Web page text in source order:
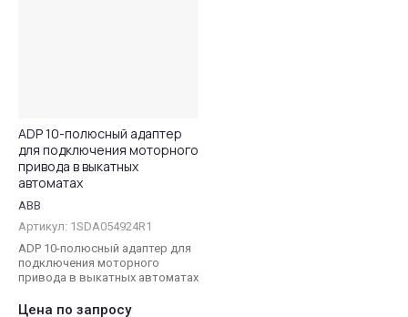
ADP 10-полюсный адаптер
для подключения моторного
привода в выкатных
автоматах
ABB
Артикул: 1SDA054924R1
ADP 10-полюсный адаптер для
подключения моторного
привода в выкатных автоматах
Цена по запросу